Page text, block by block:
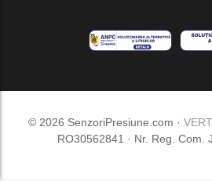
© 2026 SenzoriPresiune.com ·
RO30562841 · Nr. Reg. Com.